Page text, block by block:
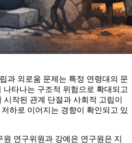
과 외로움 문제는 특정 연령대의 문
나타나는 구조적 위험으로 확대되고
시작된 관계 단절과 사회적 고립이
하로 이어지는 경향이 확인되고 있
연구위원과 강예은 연구원은 지